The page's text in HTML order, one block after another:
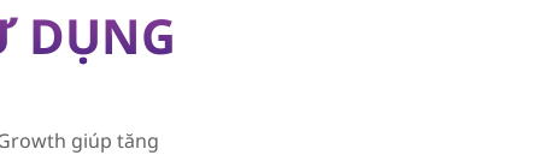
DỤNG
giúp tăng